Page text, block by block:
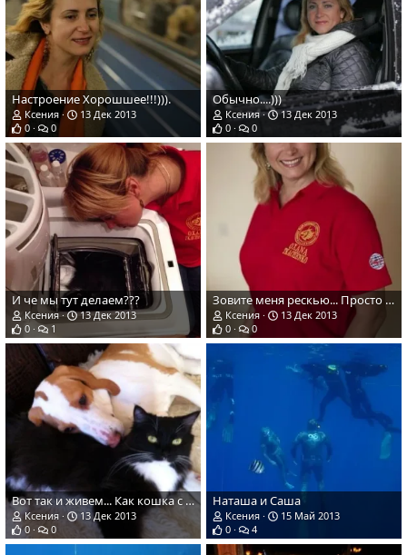
Настроение Хорошшее!!!))).
Ксения
13 Дек 2013
0
0
Обычно....)))
Ксения
13 Дек 2013
0
0
И че мы тут делаем???
Ксения
13 Дек 2013
0
1
Зовите меня рескью... Просто рескью ...)))
Ксения
13 Дек 2013
0
0
Вот так и живем... Как кошка с собакой)))!!!
Ксения
13 Дек 2013
0
0
Наташа и Саша
Ксения
15 Май 2013
0
4